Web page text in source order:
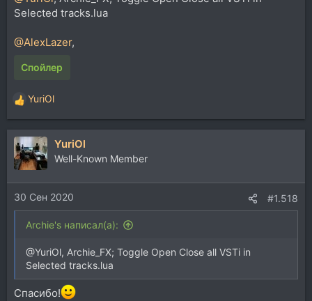
Selected tracks.lua
@AlexLazer,
Спойлер
Р
е
а
к
ц
и
и
:
YuriOl
YuriOl
Well-Known Member
30 Сен 2020 #1.518
Archie's написал(а):
@YuriOl, Archie_FX; Toggle Open Close all VSTi in
Selected tracks.lua
Спасибо!